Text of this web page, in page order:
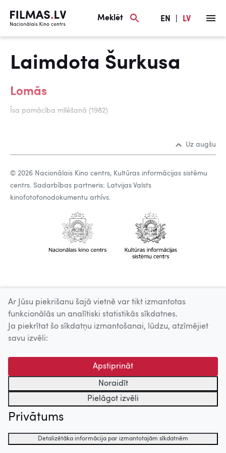
Meklēt EN LV
Laimdota Šurkusa
Lomās
Īsa pamācība mīlēšanā (1982)
Uz augšu
© 2026 Nacionālais Kino centrs, Kultūras informācijas sistēmu
centrs. Sadarbības partneris: Latvijas Valsts
kinofotofonodokumentu arhīvs.
Ar Jūsu piekrišanu šajā vietnē var tikt izmantotas
funkcionālās un analītiski statistikās sīkdatnes.
Ja piekrītat šo sīkdatņu izmantošanai, lūdzu, atzīmējiet
savu izvēli:
Apstiprināt
Noraidīt
Pielāgot izvēli
Privātums
Detalizētāka informācija par izmantotajām sīkdatnēm